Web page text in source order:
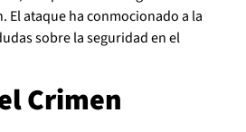
El ataque ha conmocionado a la
sobre la seguridad en el
Crimen